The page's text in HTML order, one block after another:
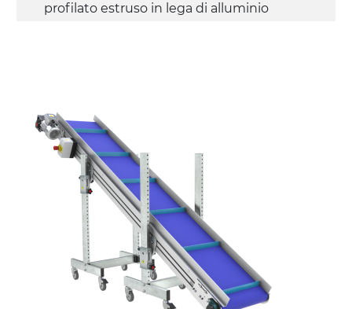
profilato estruso in lega di alluminio
pressofuso, gambe in tubolare in metallo
zincato, piedini di livellamento
Tappeto
PU superficie blue opaco RAL 5002
Trasmissione
diretta in traino (lato sinistro), motore
asincrono trifase multi tensione
230/400Vac-50Hz-3F